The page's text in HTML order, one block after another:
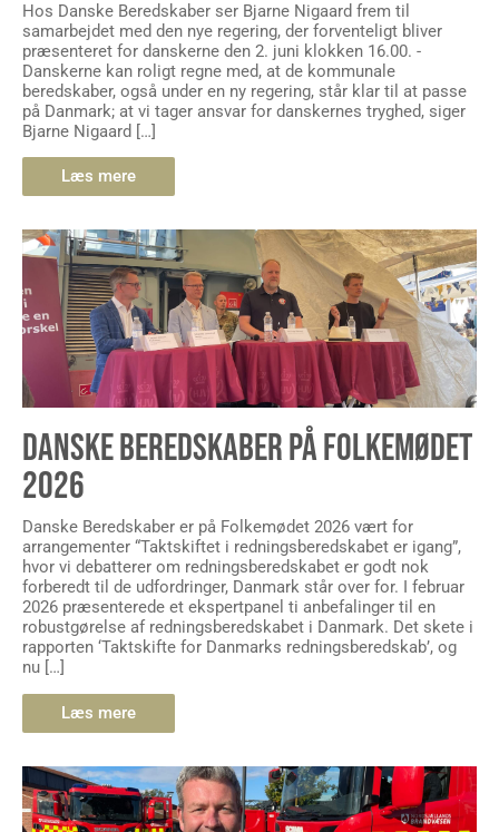
Hos Danske Beredskaber ser Bjarne Nigaard frem til
samarbejdet med den nye regering, der forventeligt bliver
præsenteret for danskerne den 2. juni klokken 16.00. -
Danskerne kan roligt regne med, at de kommunale
beredskaber, også under en ny regering, står klar til at passe
på Danmark; at vi tager ansvar for danskernes tryghed, siger
Bjarne Nigaard […]
Læs mere
DANSKE BEREDSKABER PÅ FOLKEMØDET
2026
Danske Beredskaber er på Folkemødet 2026 vært for
arrangementer “Taktskiftet i redningsberedskabet er igang”,
hvor vi debatterer om redningsberedskabet er godt nok
forberedt til de udfordringer, Danmark står over for. I februar
2026 præsenterede et ekspertpanel ti anbefalinger til en
robustgørelse af redningsberedskabet i Danmark. Det skete i
rapporten ‘Taktskifte for Danmarks redningsberedskab’, og
nu […]
Læs mere